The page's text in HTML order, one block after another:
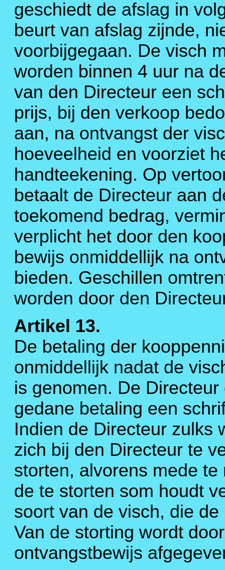
geschiedt de afslag in
beurt van afslag zijnde,
voorbijgegaan. De visch
worden binnen 4 uur na
van den Directeur een
prijs, bij den verkoop
aan, na ontvangst der
hoeveelheid en voorziet
handteekening. Op
betaalt de Directeur aan
toekomend bedrag,
verplicht het door den
bewijs onmiddellijk na
bieden. Geschillen
worden door den
Artikel 13.
De betaling der
onmiddellijk nadat de
is genomen. De
gedane betaling een
Indien de Directeur zulks
zich bij den Directeur te
storten, alvorens mede
de te storten som houdt
soort van de visch, die
Van de storting wordt
ontvangstbewijs